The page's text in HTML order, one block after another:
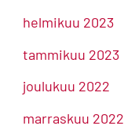
helmikuu 2023
tammikuu 2023
joulukuu 2022
marraskuu 2022